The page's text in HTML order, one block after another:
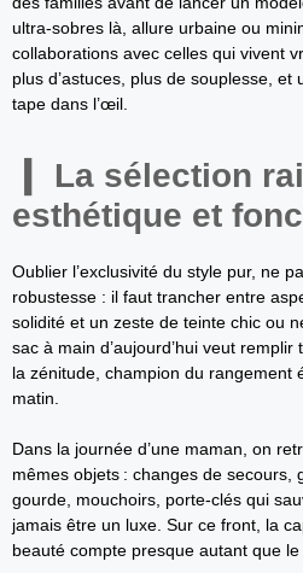
ultra-sobres là, allure urbaine ou
collaborations avec celles qui vivent
plus d’astuces, plus de souplesse, et
tape dans l’œil.
La sélection
esthétique et
Oublier l’exclusivité du style pur, ne
robustesse : il faut trancher entre
solidité et un zeste de teinte chic ou
sac à main d’aujourd’hui veut
la zénitude, champion du rangement
matin.
Dans la journée d’une maman, on
mêmes objets : changes de secours,
gourde, mouchoirs, porte-clés qui
jamais être un luxe. Sur ce front, la
beauté compte presque autant que le